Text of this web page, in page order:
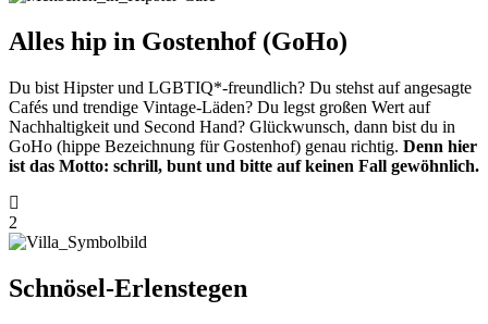
Alles hip in Gostenhof (GoHo)
Du bist Hipster und LGBTIQ*-freundlich? Du stehst auf angesagte
Cafés und trendige Vintage-Läden? Du legst großen Wert auf
Nachhaltigkeit und Second Hand? Glückwunsch, dann bist du in
GoHo (hippe Bezeichnung für Gostenhof) genau richtig. Denn hier
ist das Motto: schrill, bunt und bitte auf keinen Fall gewöhnlich.
2
Schnösel-Erlenstegen